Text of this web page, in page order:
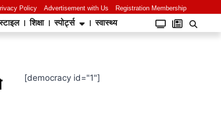
Policy Advertisement with Us Registration Membership
शिक्षा स्पोर्ट्स स्वास्थ्य
[democracy id="1"]